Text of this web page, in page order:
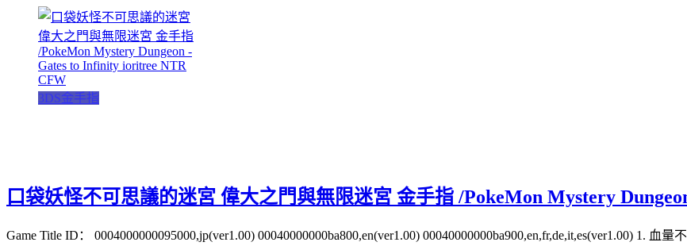
3DS金手指
口袋妖怪不可思議的迷宮 偉大之門與無限迷宮 金手指 /PokeMon Mystery
Game Title ID： 0004000000095000,jp(ver1.00) 00040000000ba800,en(ver1.00) 00040000000ba900,en,fr,de,it,es(ver1.00) 1. 血